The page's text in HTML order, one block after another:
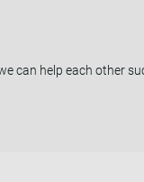
can help each other